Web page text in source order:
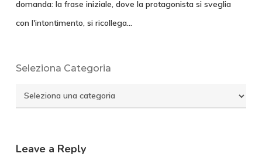
domanda: la frase iniziale, dove la protagonista si sveglia
con l'intontimento, si ricollega…
Seleziona Categoria
Seleziona
Categoria
Leave a Reply